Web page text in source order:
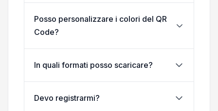
Posso personalizzare i colori del QR
Code?
In quali formati posso scaricare?
Devo registrarmi?